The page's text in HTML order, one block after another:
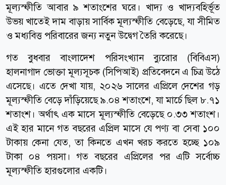
মূল্যস্ফীতি আবার ৯ শতাংশের ঘরে। খাদ্য ও খাদ্যবহির্ভূত
উভয় খাতেই দাম বাড়ায় সার্বিক মূল্যস্ফীতি বেড়েছে, যা সীমিত
ও মধ্যবিত্ত পরিবারের জন্য নতুন উদ্বেগ তৈরি করেছে।
গত বুধবার বাংলাদেশ পরিসংখ্যান ব্যুরোর (বিবিএস)
হালনাগাদ ভোক্তা মূল্যসূচক (সিপিআই) প্রতিবেদনে এ চিত্র উঠে
এসেছে। এতে দেখা যায়, ২০২৬ সালের এপ্রিলে দেশের গড়
মূল্যস্ফীতি বেড়ে দাঁড়িয়েছে ৯.০৪ শতাংশে, যা মার্চে ছিল ৮.৭১
শতাংশ। অর্থাৎ এক মাসে মূল্যস্ফীতি বেড়েছে ০.৩৩ শতাংশ।
এই হার মানে গত বছরের এপ্রিল মাসে যে পণ্য বা সেবা ১০০
টাকায় কেনা যেত, তা কিনতে এখন খরচ করতে হচ্ছে ১০৯
টাকা ০৪ পয়সা। গত বছরের এপ্রিলের পর এটি সর্বোচ্চ
মূল্যস্ফীতি হারগুলোর একটি।